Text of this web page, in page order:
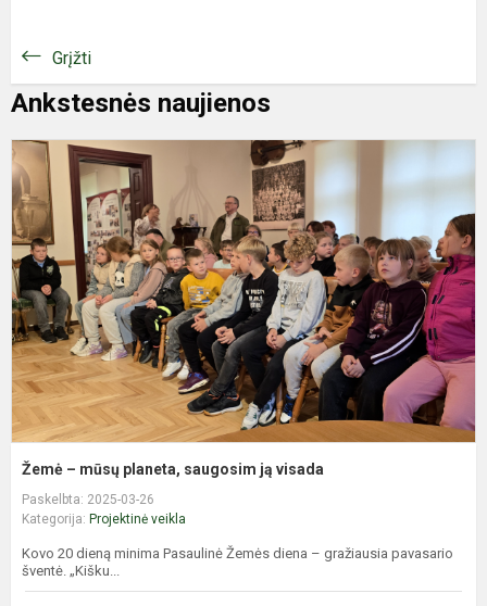
Grįžti
Ankstesnės naujienos
Žemė – mūsų planeta, saugosim ją visada
Paskelbta: 2025-03-26
Kategorija: Projektinė veikla
Kovo 20 dieną minima Pasaulinė Žemės diena – gražiausia pavasario
šventė. „Kišku...